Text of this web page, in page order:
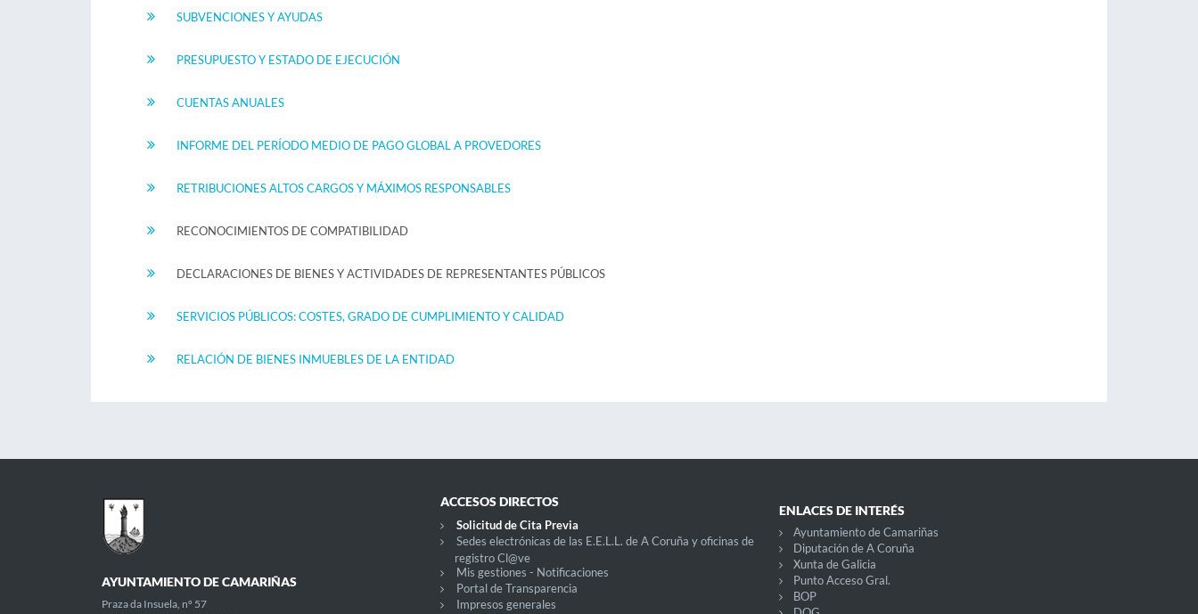
SUBVENCIONES Y AYUDAS
PRESUPUESTO Y ESTADO DE EJECUCIÓN
CUENTAS ANUALES
INFORME DEL PERÍODO MEDIO DE PAGO GLOBAL A PROVEDORES
RETRIBUCIONES ALTOS CARGOS Y MÁXIMOS RESPONSABLES
RECONOCIMIENTOS DE COMPATIBILIDAD
DECLARACIONES DE BIENES Y ACTIVIDADES DE REPRESENTANTES PÚBLICOS
SERVICIOS PÚBLICOS: COSTES, GRADO DE CUMPLIMIENTO Y CALIDAD
RELACIÓN DE BIENES INMUEBLES DE LA ENTIDAD
AYUNTAMIENTO DE CAMARIÑAS
Praza da Insuela, nº 57
ACCESOS DIRECTOS
Solicitud de Cita Previa
Sedes electrónicas de las E.E.L.L. de A Coruña y oficinas de
registro Cl@ve
Mis gestiones - Notificaciones
Portal de Transparencia
Impresos generales
ENLACES DE INTERÉS
Ayuntamiento de Camariñas
Diputación de A Coruña
Xunta de Galicia
Punto Acceso Gral.
BOP